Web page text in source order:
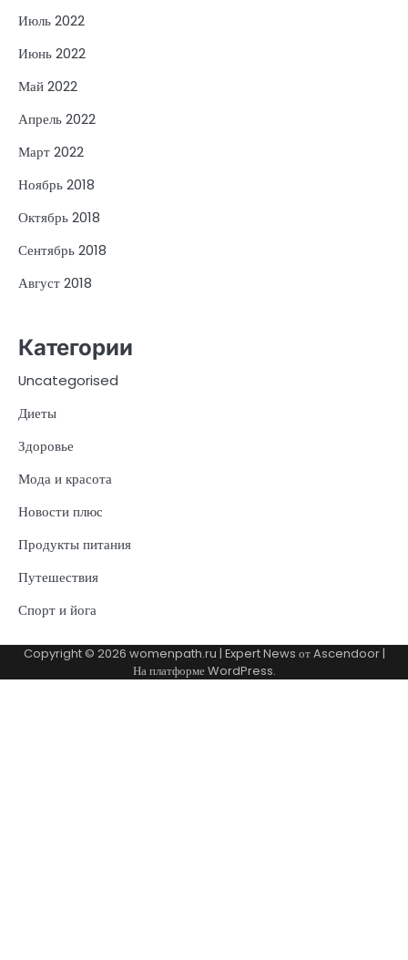
Июль 2022
Июнь 2022
Май 2022
Апрель 2022
Март 2022
Ноябрь 2018
Октябрь 2018
Сентябрь 2018
Август 2018
Категории
Uncategorised
Диеты
Здоровье
Мода и красота
Новости плюс
Продукты питания
Путешествия
Спорт и йога
Copyright © 2026 womenpath.ru | Expert News отAscendoor|
На платформеWordPress.